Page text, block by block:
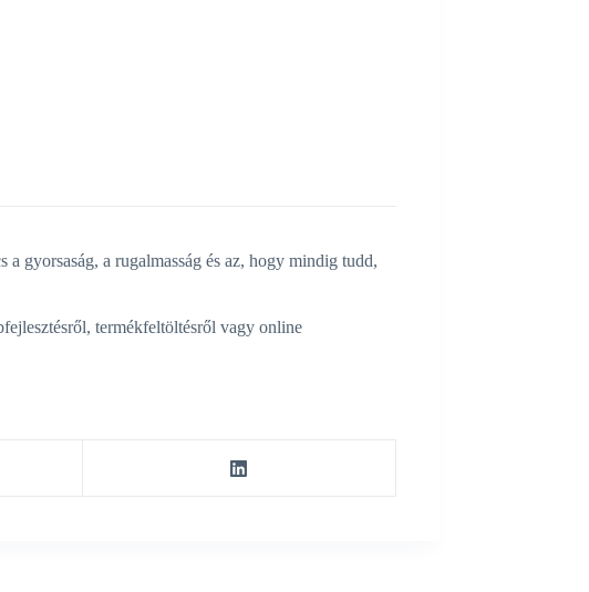
gyorsaság, a rugalmasság és az, hogy mindig tudd,
termékfeltöltésről vagy online